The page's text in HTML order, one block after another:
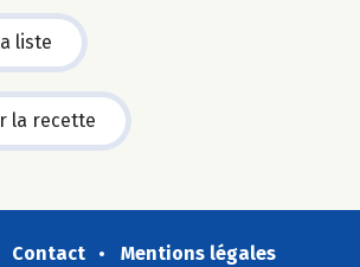
liste
la recette
Contact
Mentions légales